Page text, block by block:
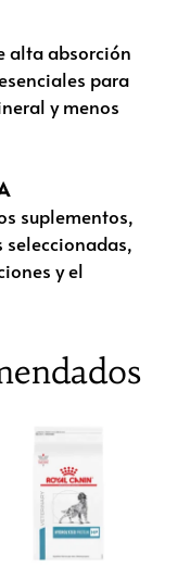
alta absorción
para
y menos
suplementos,
seleccionadas,
y el